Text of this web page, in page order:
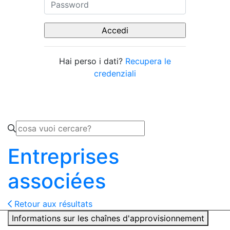
Hai perso i dati? Recupera le
credenziali
Entreprises
associées
Retour aux résultats
Informations sur les chaînes d'approvisionnement